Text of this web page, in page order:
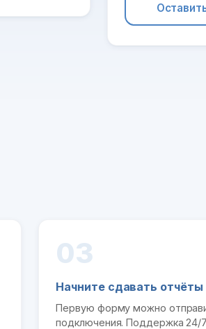
03
Начните сдавать отчёты
Первую форму можно
подключения. Поддержка 24/